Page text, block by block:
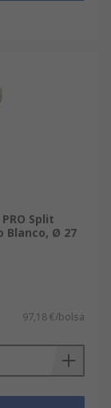
Split
Blanco, Ø 27
97,18 €/bolsa